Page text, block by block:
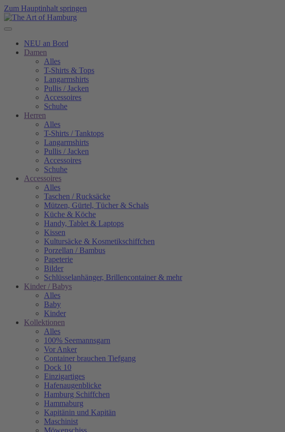
Zum Hauptinhalt springen
NEU an Bord
Damen
Alles
T-Shirts & Tops
Langarmshirts
Pullis / Jacken
Accessoires
Schuhe
Herren
Alles
T-Shirts / Tanktops
Langarmshirts
Pullis / Jacken
Accessoires
Schuhe
Accessoires
Alles
Taschen / Rucksäcke
Mützen, Gürtel, Tücher & Schals
Küche & Köche
Handy, Tablet & Laptops
Kissen
Kultursäcke & Kosmetikschiffchen
Porzellan / Bambus
Papeterie
Bilder
Schlüsselanhänger, Brillencontainer & mehr
Kinder / Babys
Alles
Baby
Kinder
Kollektionen
Alles
100% Seemannsgarn
Vor Anker
Container brauchen Tiefgang
Dock 10
Einzigartiges
Hafenaugen­blicke
Hamburg Schiffchen
Hammaburg
Kapitänin und Kapitän
Maschinist
Möwenschiss